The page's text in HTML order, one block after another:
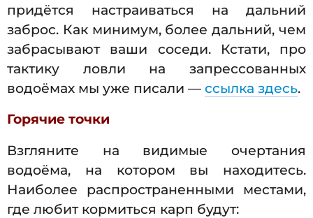
придётся настраиваться на дальний
заброс. Как минимум, более дальний, чем
забрасывают ваши соседи. Кстати, про
тактику ловли на запрессованных
водоёмах мы уже писали — ссылка здесь.
Горячие точки
Взгляните на видимые очертания
водоёма, на котором вы находитесь.
Наиболее распространенными местами,
где любит кормиться карп будут: